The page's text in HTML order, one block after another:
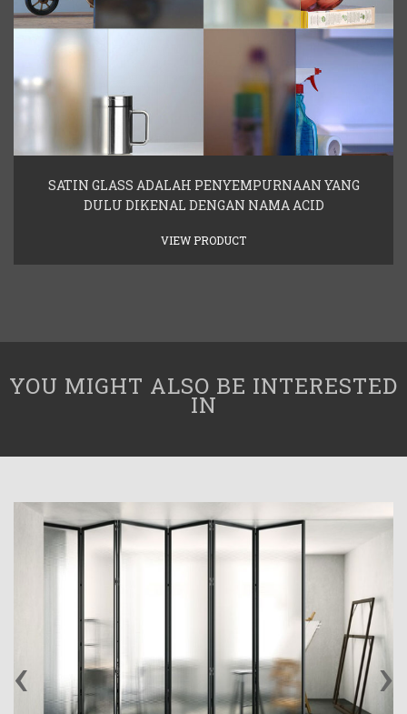
SATIN GLASS ADALAH PENYEMPURNAAN YANG
DULU DIKENAL DENGAN NAMA ACID
VIEW PRODUCT
YOU MIGHT ALSO BE INTERESTED
IN
‹ ›